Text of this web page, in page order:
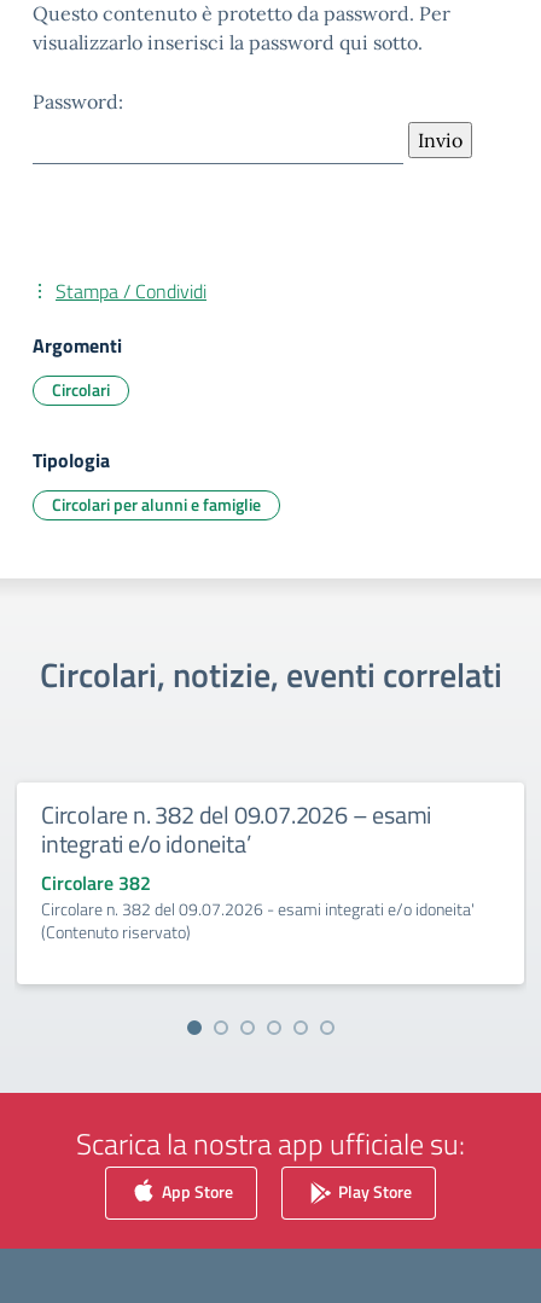
Questo contenuto è protetto da password. Per
visualizzarlo inserisci la password qui sotto.
Password:
Stampa / Condividi
Argomenti
Circolari
Tipologia
Circolari per alunni e famiglie
Circolari, notizie, eventi correlati
Circolare n. 382 del 09.07.2026 – esami
integrati e/o idoneita’
Circolare 382
Circolare n. 382 del 09.07.2026 - esami integrati e/o idoneita'
(Contenuto riservato)
Scarica la nostra app ufficiale su:
App Store Play Store